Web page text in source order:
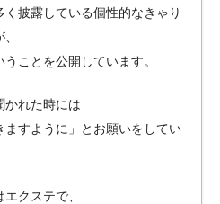
披露している個性的なきゃり
ことを公開しています。
かれた時には
ますように」とお願いをしてい
クステで、